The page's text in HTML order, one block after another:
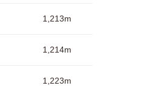
1,213m
1,214m
1,223m